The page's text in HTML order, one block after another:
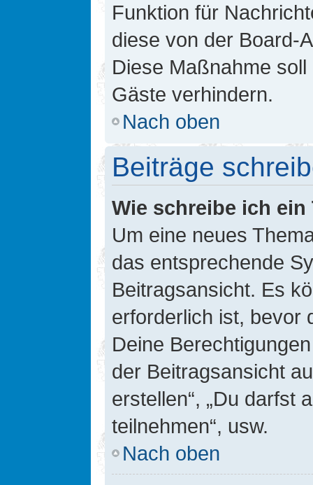
Funktion für
diese von der Board-
Diese Maßnahme
Gäste verhindern.
Nach oben
Beiträge
Wie schreibe ich ein
Um eine neues
das entsprechende
Beitragsansicht. Es
erforderlich ist, bevor
Deine
der Beitragsansicht
erstellen“, „Du darfst
teilnehmen“, usw.
Nach oben